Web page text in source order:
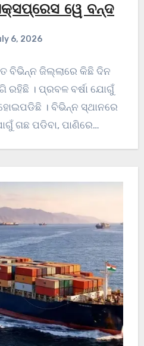
ୱେ ବନ୍ଦ
6, 2026
ବିଭିନ୍ନ ଜିଲ୍ଲାରେ କିଛି ଦିନ
ରହିଛି । ପ୍ରବଳ ବର୍ଷା ଯୋଗୁଁ
। ବିଭିନ୍ନ ସ୍ଥାନରେ
ଗଛ ପଡିବା, ପାଣିରେ…